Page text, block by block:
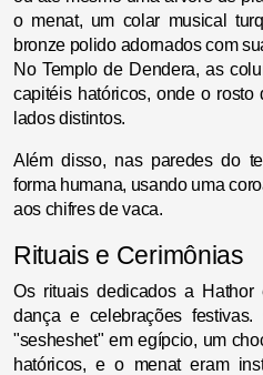
o menat, um colar musical
bronze polido adornados com
No Templo de Dendera, as
capitéis hatóricos, onde o
lados distintos.
Além disso, nas paredes do
forma humana, usando uma
aos chifres de vaca.
Rituais e Cerimônias
Os rituais dedicados a Hathor
dança e celebrações
"sesheshet" em egípcio, um
hatóricos, e o menat eram